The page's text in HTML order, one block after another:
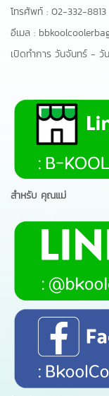
โทรศัพท์ : 02-332-8813
อีเมล :
เปิดทำการ วันจันทร์ - วั
สำหรับ คุณแม่